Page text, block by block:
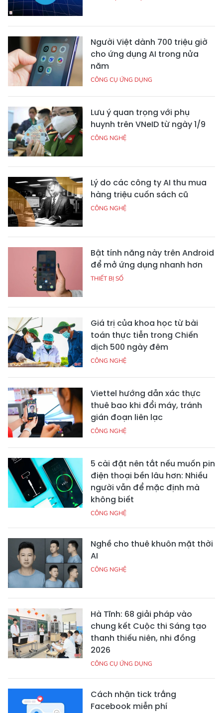
Người Việt dành 700 triệu giờ
cho ứng dụng AI trong nửa
năm
CÔNG CỤ ỨNG DỤNG
Lưu ý quan trọng với phụ
huynh trên VNeID từ ngày 1/9
CÔNG NGHỆ
Lý do các công ty AI thu mua
hàng triệu cuốn sách cũ
CÔNG NGHỆ
Bật tính năng này trên Android
để mở ứng dụng nhanh hơn
THIẾT BỊ SỐ
Giá trị của khoa học từ bài
toán thực tiễn trong Chiến
dịch 500 ngày đêm
CÔNG NGHỆ
Viettel hướng dẫn xác thực
thuê bao khi đổi máy, tránh
gián đoạn liên lạc
CÔNG NGHỆ
5 cài đặt nên tắt nếu muốn pin
điện thoại bền lâu hơn: Nhiều
người vẫn để mặc định mà
không biết
CÔNG NGHỆ
Nghề cho thuê khuôn mặt thời
AI
CÔNG NGHỆ
Hà Tĩnh: 68 giải pháp vào
chung kết Cuộc thi Sáng tạo
thanh thiếu niên, nhi đồng
2026
CÔNG CỤ ỨNG DỤNG
Cách nhận tick trắng
Facebook miễn phí